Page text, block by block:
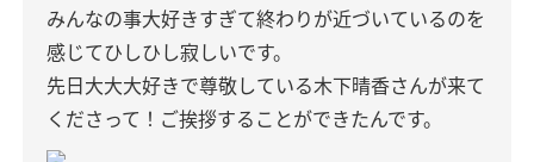
みんなの事大好きすぎて終わりが近づいているのを
感じてひしひし寂しいです。
先日大大大好きで尊敬している木下晴香さんが来て
くださって！ご挨拶することができたんです。